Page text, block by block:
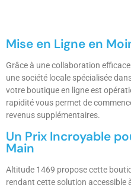
Mise en Ligne en
Grâce à une collaboration
une société locale spécialisée
votre boutique en ligne est
rapidité vous permet de
revenus supplémentaires.
Un Prix Incroyable
Main
Altitude 1469 propose cette
rendant cette solution accessible